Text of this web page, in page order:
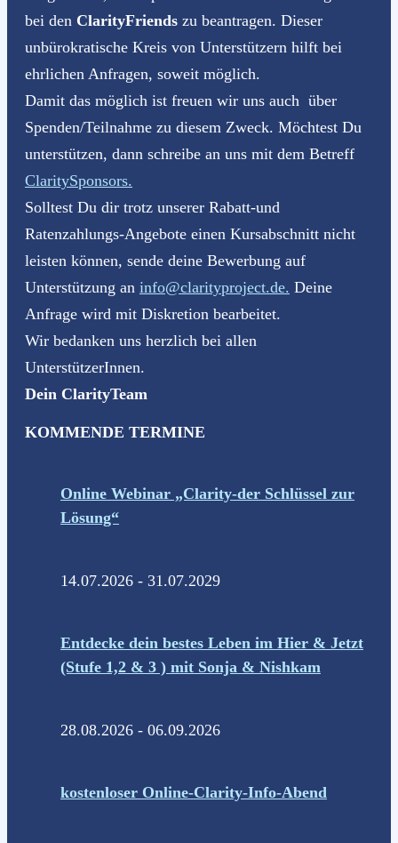
bei den ClarityFriends zu beantragen. Dieser
unbürokratische Kreis von Unterstützern hilft bei
ehrlichen Anfragen, soweit möglich.
Damit das möglich ist freuen wir uns auch über
Spenden/Teilnahme zu diesem Zweck. Möchtest Du
unterstützen, dann schreibe an uns mit dem Betreff
ClaritySponsors.
Solltest Du dir trotz unserer Rabatt-und
Ratenzahlungs-Angebote einen Kursabschnitt nicht
leisten können, sende deine Bewerbung auf
Unterstützung an info@clarityproject.de. Deine
Anfrage wird mit Diskretion bearbeitet.
Wir bedanken uns herzlich bei allen
UnterstützerInnen.
Dein ClarityTeam
KOMMENDE TERMINE
Online Webinar „Clarity-der Schlüssel zur
Lösung“
14.07.2026 - 31.07.2029
Entdecke dein bestes Leben im Hier & Jetzt
(Stufe 1,2 & 3 ) mit Sonja & Nishkam
28.08.2026 - 06.09.2026
kostenloser Online-Clarity-Info-Abend